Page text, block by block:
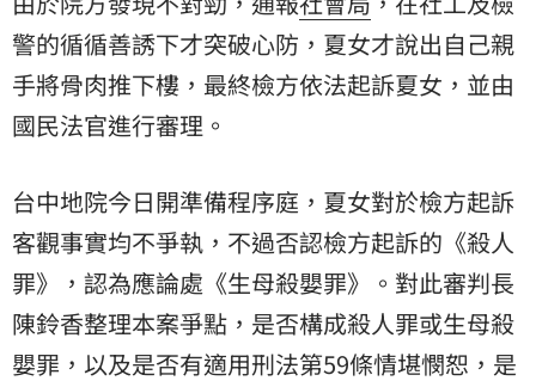
警的循循善誘下才突破心防，夏女才說出自己親
手將骨肉推下樓，最終檢方依法起訴夏女，並由
國民法官進行審理。
台中地院今日開準備程序庭，夏女對於檢方起訴
客觀事實均不爭執，不過否認檢方起訴的《殺人
罪》，認為應論處《生母殺嬰罪》。對此審判長
陳鈴香整理本案爭點，是否構成殺人罪或生母殺
嬰罪，以及是否有適用刑法第59條情堪憫恕，是